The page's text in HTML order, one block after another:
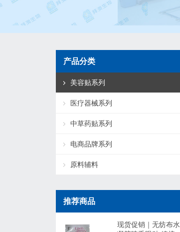
产品分类
美容贴系列
医疗器械系列
中草药贴系列
电商品牌系列
原料辅料
推荐商品
现货促销｜无纺布水